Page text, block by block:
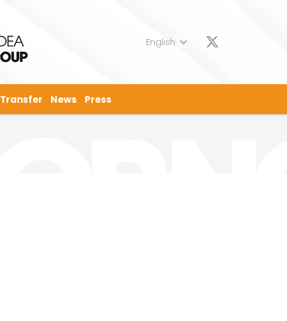
English
Transfer News Press